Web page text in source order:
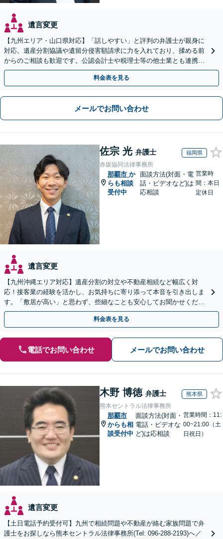
遺言変更
【九州エリア・山口県対応】「話しやすい」と評判の弁護士が親身に
対応。遺産分割協議や遺留分侵害額請求に力を入れており、揉める前
からのご相談も歓迎です。公認会計士や税理士等の他士業とも連携
し、円満な解決を全力でサポートいたします。
料金表を見る
メールでお問い合わせ
佐宗 光 弁護士 福岡県
赤坂協同法律事務所
那覇市 か
らも相談
受付中
面談方法(対面・電
話・ビデオなど)は
応相談
営業時
間：本日
定休日
遺言変更
【九州沖縄エリア対応】遺産分割の対立や不動産相続など幅広く対
応！接客業の経験を活かし、お気持ちに寄り添って本音を引き出しま
す。「敷居が高い」と思わず、些細なことも安心してお聞かせくださ
い【初回相談無料】【夜間・休日相談可】
料金表を見る
電話でお問い合わせ メールでお問い合わせ
木野 博徳 弁護士 熊本県
熊本セントラル法律事務所
那覇市
からも相
談受付中
面談方法(対面・
電話・ビデオな
ど)は応相談
営業時間：11:
00~21:00（土
日祝日）
遺言変更
【土日電話予約受付可】九州で相続問題や不動産が絡む家族問題で弁
護士をお探しなら熊本セントラル法律事務所(Tel: 096-288-2193)へ／